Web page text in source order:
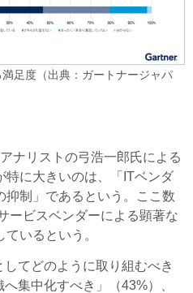
足度（出典：ガートナージャパ
ナリストの弓浩一郎氏による
特に大きいのは、「ITベンダ
抑制」であるという。ここ数
ービスベンダーによる顕著な
いるという。
てどのように取り組むべき
集中化すべき」（43%）、